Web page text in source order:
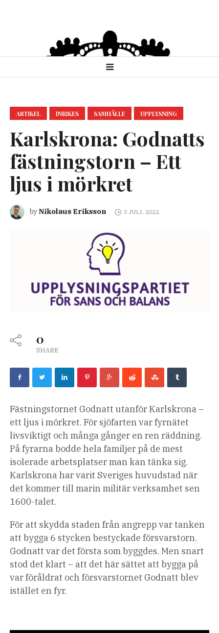
ARTIKEL INRIKES SAMHÄLLE UPPLYSNING
Karlskrona: Godnatts
fästningstorn – Ett
ljus i mörkret
byNikolaus Eriksson 3 JULI, 2022
0
SHARE
Fästningstornet Godnatt utanför Karlskrona –
ett ljus i mörkret. För sjöfarten var fyrnätet
livsviktigt och många gånger en ren räddning.
På fyrarna bodde hela familjer på de mest
isolerade arbetsplatser man kan tänka sig.
Karlskrona har varit Sveriges huvudstad när
det kommer till marin militär verksamhet sen
1600-talet.
För att skydda staden från angrepp var tanken
att bygga 6 stycken bestyckade försvarstorn.
Godnatt var det första som byggdes. Men snart
stod det klart – att det här sättet att bygga på
var föråldrat och försvarstornet Godnatt blev
istället en fyr.